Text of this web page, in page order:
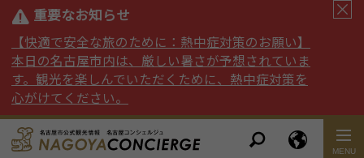
重要なお知らせ
【快適で安全な旅のために：熱中症対策のお願い】
本日の名古屋市内は、厳しい暑さが予想されていま
す。観光を楽しんでいただくために、熱中症対策を
心がけてください。